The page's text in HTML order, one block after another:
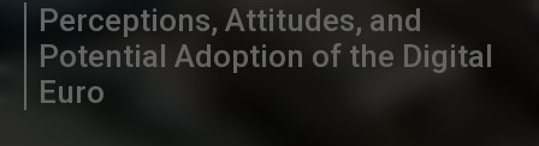
Perceptions, Attitudes, and
Potential Adoption of the Digital
Euro